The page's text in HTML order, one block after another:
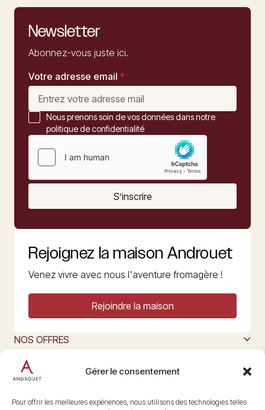
Gérer le consentement
Pour offrir les meilleures expériences, nous utilisons des technologies telles
Newsletter
Abonnez-vous juste ici.
Votre adresse email *
Nous prenons soin de vos données dans notre
politique de confidentialité
S’inscrire
Rejoignez la maison Androuet
Venez vivre avec nous l'aventure fromagère !
Rejoindre la maison
NOS OFFRES
L’ART DU FROMAGE
Nous suivre
@maisonandrouet